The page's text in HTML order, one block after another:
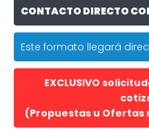
CONTACTO DIRECTO
Este formato llegará
EXCLUSIVO
(Propuestas u